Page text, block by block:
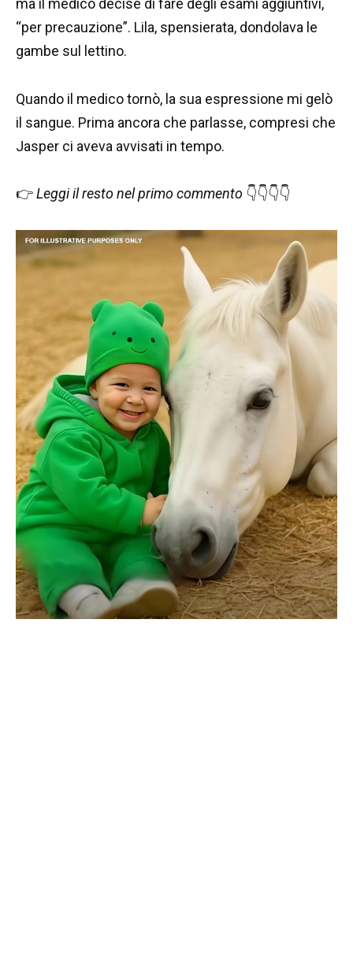
ma il medico decise di fare degli esami aggiuntivi,
“per precauzione”. Lila, spensierata, dondolava le
gambe sul lettino.
Quando il medico tornò, la sua espressione mi gelò
il sangue. Prima ancora che parlasse, compresi che
Jasper ci aveva avvisati in tempo.
👉Leggi il resto nel primo commento 👇👇👇👇